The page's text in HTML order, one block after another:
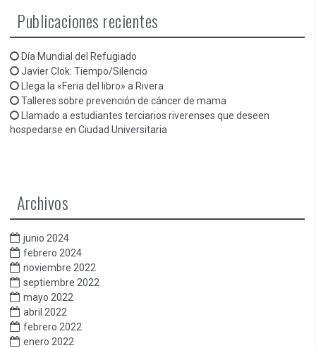
Publicaciones recientes
Día Mundial del Refugiado
Javier Clok: Tiempo/Silencio
Llega la «Feria del libro» a Rivera
Talleres sobre prevención de cáncer de mama
Llamado a estudiantes terciarios riverenses que deseen
hospedarse en Ciudad Universitaria
Archivos
junio 2024
febrero 2024
noviembre 2022
septiembre 2022
mayo 2022
abril 2022
febrero 2022
enero 2022